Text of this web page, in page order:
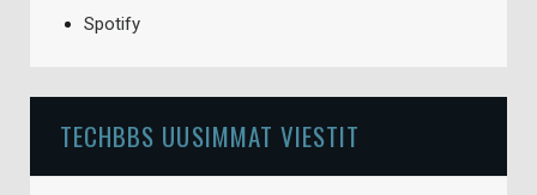
Spotify
TECHBBS UUSIMMAT VIESTIT